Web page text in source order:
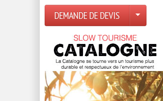
DEMANDE DE DEVIS